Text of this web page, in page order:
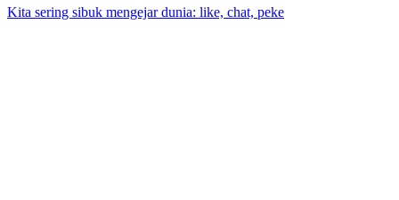
Kita sering sibuk mengejar dunia: like, chat, peke